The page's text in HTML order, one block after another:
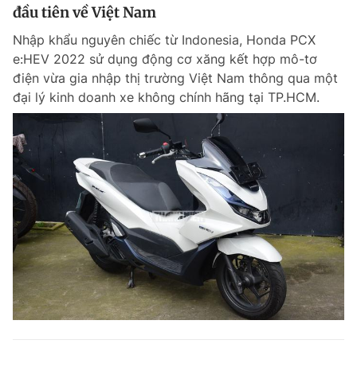
đầu tiên về Việt Nam
Nhập khẩu nguyên chiếc từ Indonesia, Honda PCX
e:HEV 2022 sử dụng động cơ xăng kết hợp mô-tơ
điện vừa gia nhập thị trường Việt Nam thông qua một
đại lý kinh doanh xe không chính hãng tại TP.HCM.